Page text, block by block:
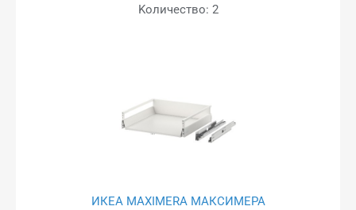
Kоличество: 2
ИКЕА MAXIMERA МАКСИМЕРА